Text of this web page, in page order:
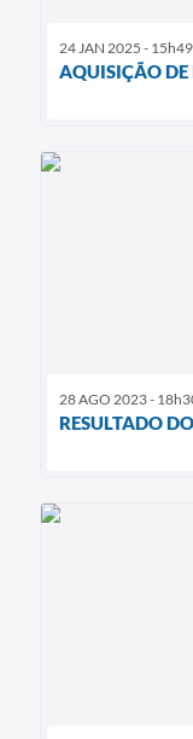
24 JAN 2025 - 15h49
AQUISIÇÃO DE
28 AGO 2023 -
RESULTADO